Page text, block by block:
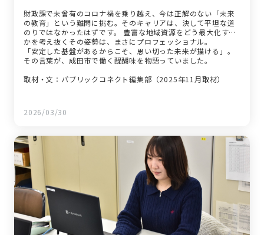
財政課で未曾有のコロナ禍を乗り越え、今は正解のない「未来
の教育」という難問に挑む。そのキャリアは、決して平坦な道
のりではなかったはずです。 豊富な地域資源をどう最大化する
かを考え抜くその姿勢は、まさにプロフェッショナル。
「安定した基盤があるからこそ、思い切った未来が描ける」。
その言葉が、成田市で働く醍醐味を物語っていました。
取材・文：パブリックコネクト編集部（2025年11月取材）
2026/03/30